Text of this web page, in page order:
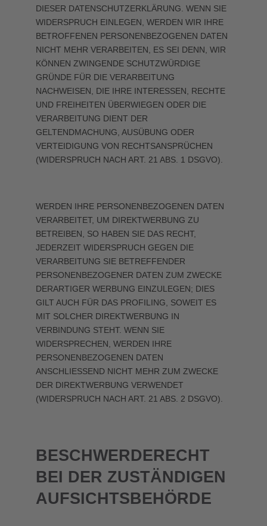
DIESER DATENSCHUTZERKLÄRUNG. WENN SIE
WIDERSPRUCH EINLEGEN, WERDEN WIR IHRE
BETROFFENEN PERSONENBEZOGENEN DATEN
NICHT MEHR VERARBEITEN, ES SEI DENN, WIR
KÖNNEN ZWINGENDE SCHUTZWÜRDIGE
GRÜNDE FÜR DIE VERARBEITUNG
NACHWEISEN, DIE IHRE INTERESSEN, RECHTE
UND FREIHEITEN ÜBERWIEGEN ODER DIE
VERARBEITUNG DIENT DER
GELTENDMACHUNG, AUSÜBUNG ODER
VERTEIDIGUNG VON RECHTSANSPRÜCHEN
(WIDERSPRUCH NACH ART. 21 ABS. 1 DSGVO).
WERDEN IHRE PERSONENBEZOGENEN DATEN
VERARBEITET, UM DIREKTWERBUNG ZU
BETREIBEN, SO HABEN SIE DAS RECHT,
JEDERZEIT WIDERSPRUCH GEGEN DIE
VERARBEITUNG SIE BETREFFENDER
PERSONENBEZOGENER DATEN ZUM ZWECKE
DERARTIGER WERBUNG EINZULEGEN; DIES
GILT AUCH FÜR DAS PROFILING, SOWEIT ES
MIT SOLCHER DIREKTWERBUNG IN
VERBINDUNG STEHT. WENN SIE
WIDERSPRECHEN, WERDEN IHRE
PERSONENBEZOGENEN DATEN
ANSCHLIESSEND NICHT MEHR ZUM ZWECKE
DER DIREKTWERBUNG VERWENDET
(WIDERSPRUCH NACH ART. 21 ABS. 2 DSGVO).
BESCHWERDE­RECHT
BEI DER ZUSTÄNDIGEN
AUFSICHTS­BEHÖRDE